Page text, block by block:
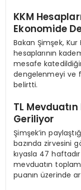
KKM
Ekonomide
Bakan Şimşek,
hesaplarının
mesafe
dengelenmeyi ve
belirtti.
TL
Geriliyor
Şimşek’in
bazında zirvesini
kıyasla 47
mevduatın
puanın üzerinde